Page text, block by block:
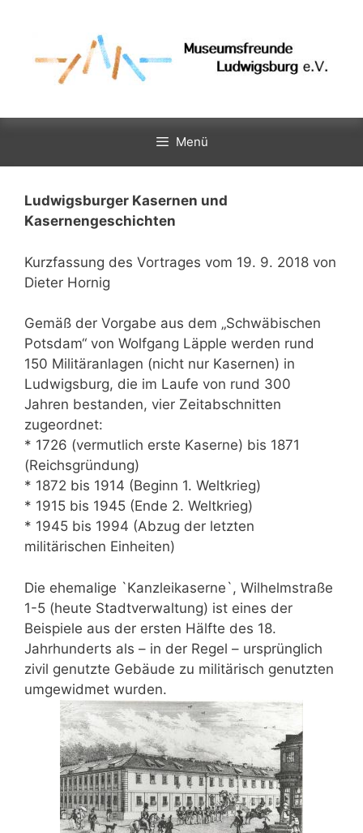
Menü
Ludwigsburger Kasernen und
Kasernengeschichten
Kurzfassung des Vortrages vom 19. 9. 2018 von
Dieter Hornig
Gemäß der Vorgabe aus dem „Schwäbischen
Potsdam“ von Wolfgang Läpple werden rund
150 Militäranlagen (nicht nur Kasernen) in
Ludwigsburg, die im Laufe von rund 300
Jahren bestanden, vier Zeitabschnitten
zugeordnet:
* 1726 (vermutlich erste Kaserne) bis 1871
(Reichsgründung)
* 1872 bis 1914 (Beginn 1. Weltkrieg)
* 1915 bis 1945 (Ende 2. Weltkrieg)
* 1945 bis 1994 (Abzug der letzten
militärischen Einheiten)
Die ehemalige `Kanzleikaserne`, Wilhelmstraße
1-5 (heute Stadtverwaltung) ist eines der
Beispiele aus der ersten Hälfte des 18.
Jahrhunderts als – in der Regel – ursprünglich
zivil genutzte Gebäude zu militärisch genutzten
umgewidmet wurden.